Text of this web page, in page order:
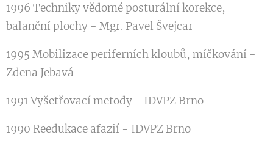
1996 Techniky vědomé posturální korekce,
balanční plochy - Mgr. Pavel Švejcar
1995 Mobilizace periferních kloubů, míčkování -
Zdena Jebavá
1991 Vyšetřovací metody - IDVPZ Brno
1990 Reedukace afazií - IDVPZ Brno